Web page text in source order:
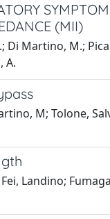
(MII)
Martino, M.;
A.
M; Tolone,
Landino;